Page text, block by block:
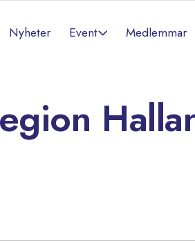
Nyheter Event Medlemmar